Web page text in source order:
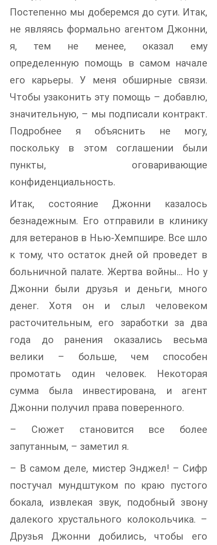
Постепенно мы доберемся до сути. Итак,
не являясь формально агентом Джонни,
я, тем не менее, оказал ему
определенную помощь в самом начале
его карьеры. У меня обширные связи.
Чтобы узаконить эту помощь – добавлю,
значительную, – мы подписали контракт.
Подробнее я объяснить не могу,
поскольку в этом соглашении были
пункты, оговаривающие
конфиденциальность.
Итак, состояние Джонни казалось
безнадежным. Его отправили в клинику
для ветеранов в Нью-Хемпшире. Все шло
к тому, что остаток дней ой проведет в
больничной палате. Жертва войны… Но у
Джонни были друзья и деньги, много
денег. Хотя он и слыл человеком
расточительным, его заработки за два
года до ранения оказались весьма
велики – больше, чем способен
промотать один человек. Некоторая
сумма была инвестирована, и агент
Джонни получил права поверенного.
– Сюжет становится все более
запутанным, – заметил я.
– В самом деле, мистер Энджел! – Сифр
постучал мундштуком по краю пустого
бокала, извлекая звук, подобный звону
далекого хрустального колокольчика. –
Друзья Джонни добились, чтобы его